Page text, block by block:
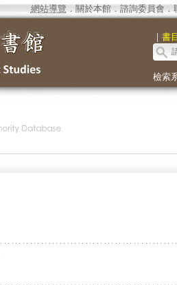
網站導覽 ． 關於本館． 諮詢委員會．
｜ 書目
檢索